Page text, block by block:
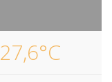
27,6°C